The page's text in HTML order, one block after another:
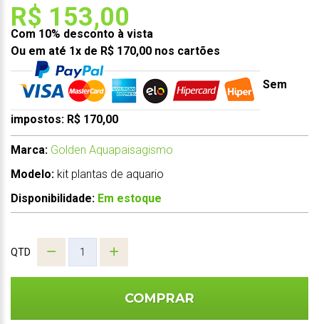
R$ 153,00
Com 10% desconto à vista
Ou em até 1x de R$ 170,00 nos cartões
Sem
impostos: R$ 170,00
Marca: Golden Aquapaisagismo
Modelo: kit plantas de aquario
Disponibilidade: Em estoque
QTD
COMPRAR